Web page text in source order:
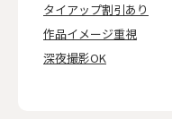
タイアップ割引あり
作品イメージ重視
深夜撮影OK